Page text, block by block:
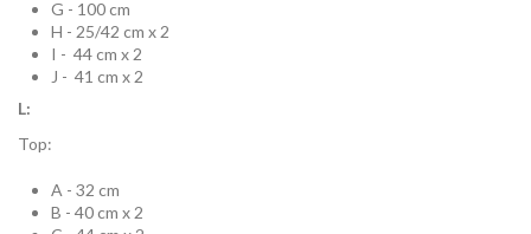
G - 100 cm
H - 25/42 cm x 2
I - 44 cm x 2
J - 41 cm x 2
L:
Top:
A - 32 cm
B - 40 cm x 2